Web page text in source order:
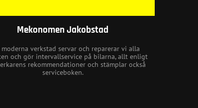
Mekonomen Jakobstad
moderna verkstad servar och reparerar vi alla
och gör intervallservice på bilarna, allt enligt
rekommendationer och stämplar också
serviceboken.